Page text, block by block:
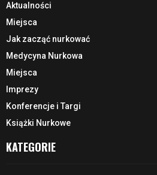
Aktualności
Miejsca
Jak zacząć nurkować
Medycyna Nurkowa
Miejsca
Imprezy
Konferencje i Targi
Książki Nurkowe
KATEGORIE